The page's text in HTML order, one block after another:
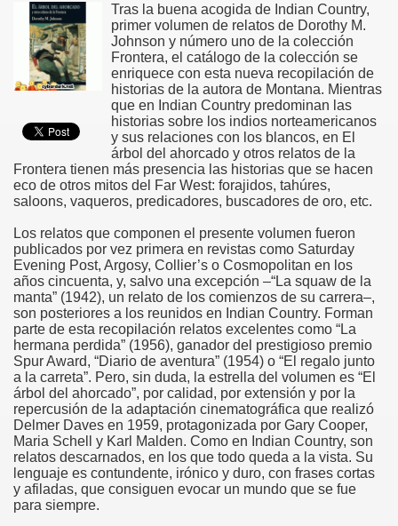
Tras la buena acogida de Indian Country,
primer volumen de relatos de Dorothy M.
Johnson y número uno de la colección
Frontera, el catálogo de la colección se
enriquece con esta nueva recopilación de
historias de la autora de Montana. Mientras
que en Indian Country predominan las
historias sobre los indios norteamericanos
y sus relaciones con los blancos, en El
árbol del ahorcado y otros relatos de la
Frontera tienen más presencia las historias que se hacen
eco de otros mitos del Far West: forajidos, tahúres,
saloons, vaqueros, predicadores, buscadores de oro, etc.
Los relatos que componen el presente volumen fueron
publicados por vez primera en revistas como Saturday
Evening Post, Argosy, Collier’s o Cosmopolitan en los
años cincuenta, y, salvo una excepción –“La squaw de la
manta” (1942), un relato de los comienzos de su carrera–,
son posteriores a los reunidos en Indian Country. Forman
parte de esta recopilación relatos excelentes como “La
hermana perdida” (1956), ganador del prestigioso premio
Spur Award, “Diario de aventura” (1954) o “El regalo junto
a la carreta”. Pero, sin duda, la estrella del volumen es “El
árbol del ahorcado”, por calidad, por extensión y por la
repercusión de la adaptación cinematográfica que realizó
Delmer Daves en 1959, protagonizada por Gary Cooper,
Maria Schell y Karl Malden. Como en Indian Country, son
relatos descarnados, en los que todo queda a la vista. Su
lenguaje es contundente, irónico y duro, con frases cortas
y afiladas, que consiguen evocar un mundo que se fue
para siempre.